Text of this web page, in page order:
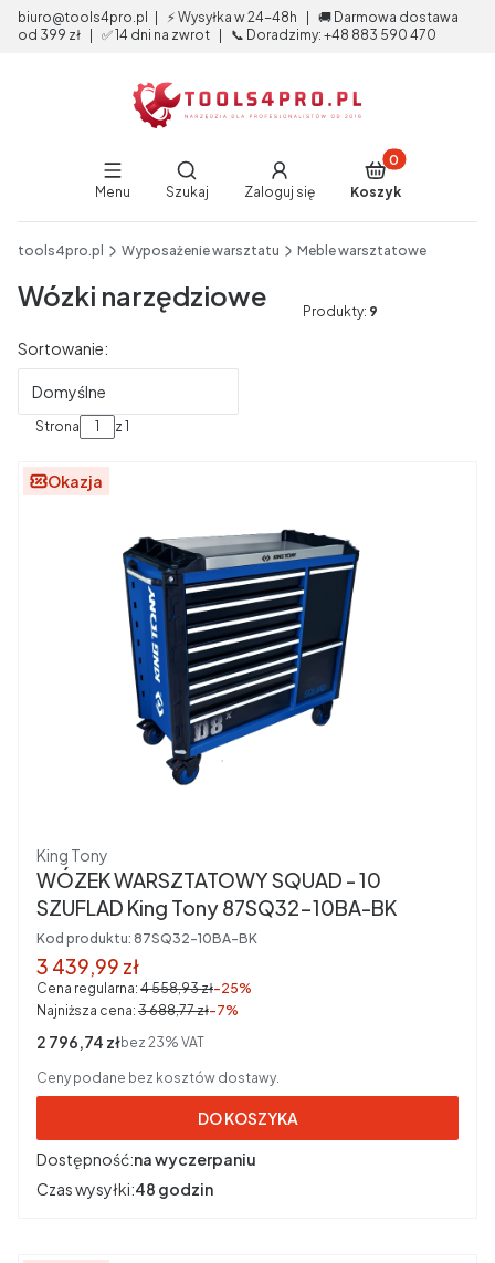
biuro@tools4pro.pl | ⚡ Wysyłka w 24-48h | 🚚 Darmowa dostawa
od 399 zł | ✅ 14 dni na zwrot | 📞 Doradzimy: +48 883 590 470
Menu
Otwórz wyszukiwarkę
Szukaj Zaloguj się
Produkty w
Koszyk
tools4pro.pl Wyposażenie warsztatu Meble warsztatowe
Wózki narzędziowe Produkty: 9
Lista produktów
Sortowanie:
Domyślne
Strona z 1
Okazja
Producent
King Tony
WÓZEK WARSZTATOWY SQUAD - 10
SZUFLAD King Tony 87SQ32-10BA-BK
Kod produktu: 87SQ32-10BA-BK
Cena promocyjna brutto
3 439,99 zł
Cena regularna: 4 558,93 zł-25%
Najniższa cena: 3 688,77 zł-7%
Cena netto
2 796,74 złbez 23% VAT
Ceny podane bez kosztów dostawy.
DO KOSZYKA
Dostępność:na wyczerpaniu
Czas wysyłki:48 godzin